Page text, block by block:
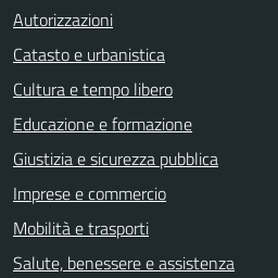
Autorizzazioni
Catasto e urbanistica
Cultura e tempo libero
Educazione e formazione
Giustizia e sicurezza pubblica
Imprese e commercio
Mobilità e trasporti
Salute, benessere e assistenza